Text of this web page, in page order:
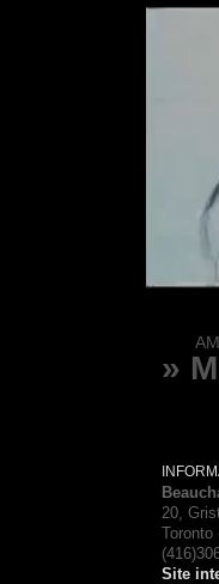
»
20,
Toronto
Site